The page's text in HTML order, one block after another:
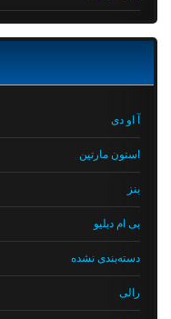
آ او دی
استون مارتین
بی ام دبلیو
دسته‌بندی نشده
رالی